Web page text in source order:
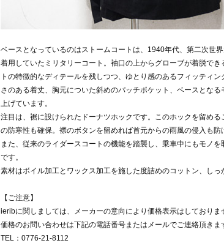
ベースとなっているのはストームコートは、1940年代、第二次世
着用していたミリタリーコート。袖口の上からグローブが着脱で
トの特徴的なディテールを残しつつ、ゆとり感のあるフィッティ
さのある着丈、胸元についた斜めのパッチポケット、ベースとな
上げています。
注目は、裾に設けられたドーナツホックです。このホックを留め
の防寒性も確保。襟のボタンを留めれば首元からの雨風の侵入も防
また、従来のライダースコートの機能を踏襲し、乗車中にもモノ
です。
素材はボイル加工とワックス加工を施した度詰めのコットン、し
【ご注意】
ieribに関しましては、メーカーの意向により価格表示はしておりま
価格のお問い合わせは下記の電話番号またはメールでご連絡頂きま
TEL：0776-21-8112